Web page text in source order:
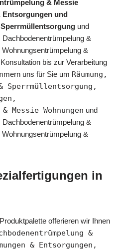
& Messie
Entsorgungen und
und
&
&
bis zur Verarbeitung
uns für Sie um Räumung,
Sperrmüllentsorgung,
Messie Wohnungen und
&
&
in
offerieren wir Ihnen
&
& Entsorgungen,